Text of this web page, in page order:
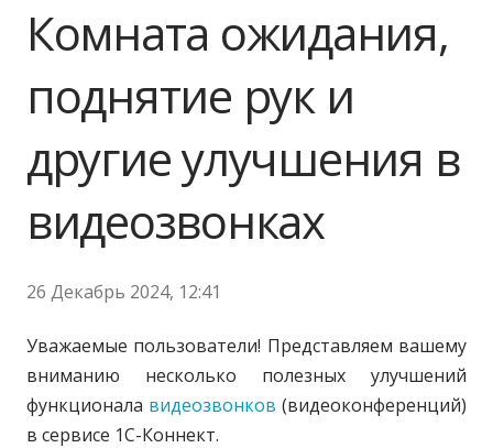
Комната ожидания,
поднятие рук и
другие улучшения в
видеозвонках
26 Декабрь 2024, 12:41
Уважаемые пользователи! Представляем вашему
вниманию несколько полезных улучшений
функционала видеозвонков (видеоконференций)
в сервисе 1С-Коннект.